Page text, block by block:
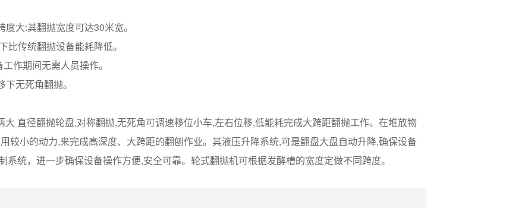
大:其翻抛宽度可达30米宽。
传统翻抛设备能耗降低。
作期间无需人员操作。
无死角翻抛。
直径翻抛轮盘,对称翻抛,无死角可调速移位小车,左右位移,低能耗完成大跨距翻抛工作。在堆放物
较小的动力,来完成高深度、大跨距的翻刨作业。其液压升降系统,可是翻盘大盘自动升降,确保设备
统，进一步确保设备操作方便,安全可靠。轮式翻抛机可根据发酵槽的宽度定做不同跨度。